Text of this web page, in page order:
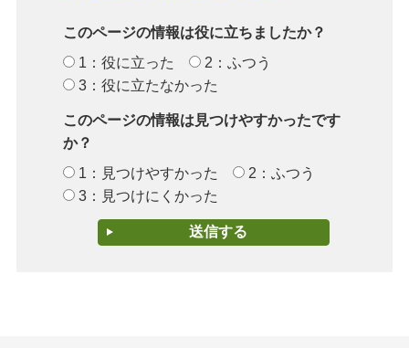
このページの情報は役に立ちましたか？
1：役に立った
2：ふつう
3：役に立たなかった
このページの情報は見つけやすかったです
か？
1：見つけやすかった
2：ふつう
3：見つけにくかった